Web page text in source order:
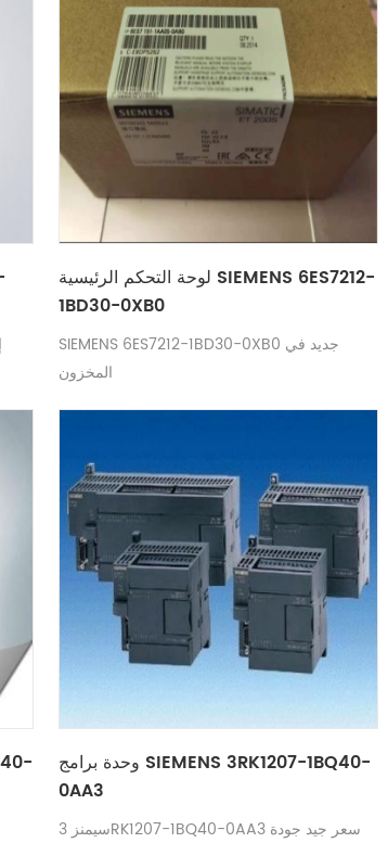
لوحة التحكم الرئيسية SIEMENS 6ES7212-
1BD30-0XB0
SIEMENS 6ES7212-1BD30-0XB0 جديد في
المخزون
وحدة برامج SIEMENS 3RK1207-1BQ40-
0AA3
سيمنز 3RK1207-1BQ40-0AA3 سعر جيد جودة